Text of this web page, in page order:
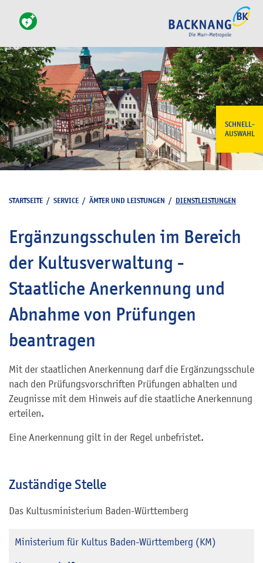
SCHNELL-
AUSWAHL
STARTSEITE / SERVICE / ÄMTER UND LEISTUNGEN / DIENSTLEISTUNGEN
Ergänzungsschulen im Bereich
der Kultusverwaltung -
Staatliche Anerkennung und
Abnahme von Prüfungen
beantragen
Mit der staatlichen Anerkennung darf die Ergänzungsschule
nach den Prüfungsvorschriften Prüfungen abhalten und
Zeugnisse mit dem Hinweis auf die staatliche Anerkennung
erteilen.
Eine Anerkennung gilt in der Regel unbefristet.
Zuständige Stelle
Das Kultusministerium Baden-Württemberg
Ministerium für Kultus Baden-Württemberg (KM)